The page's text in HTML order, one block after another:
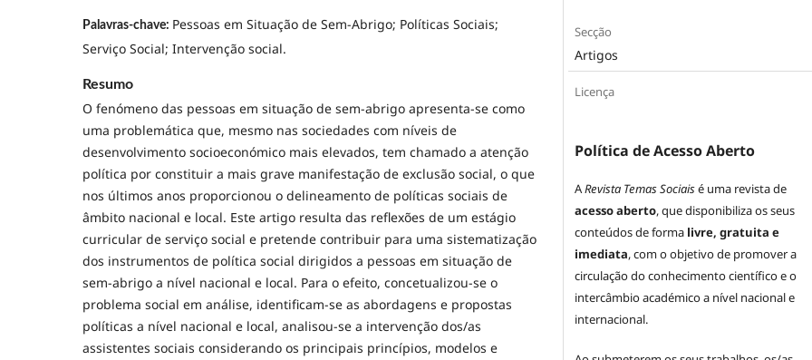
Palavras-chave: Pessoas em Situação de Sem-Abrigo; Políticas Sociais;
Serviço Social; Intervenção social.
Resumo
O fenómeno das pessoas em situação de sem-abrigo apresenta-se como
uma problemática que, mesmo nas sociedades com níveis de
desenvolvimento socioeconómico mais elevados, tem chamado a atenção
política por constituir a mais grave manifestação de exclusão social, o que
nos últimos anos proporcionou o delineamento de políticas sociais de
âmbito nacional e local. Este artigo resulta das reflexões de um estágio
curricular de serviço social e pretende contribuir para uma sistematização
dos instrumentos de política social dirigidos a pessoas em situação de
sem-abrigo a nível nacional e local. Para o efeito, concetualizou-se o
problema social em análise, identificam-se as abordagens e propostas
políticas a nível nacional e local, analisou-se a intervenção dos/as
assistentes sociais considerando os principais princípios, modelos e
Secção
Artigos
Licença
Política de Acesso Aberto
ARevista Temas Sociaisé uma revista de
acesso aberto, que disponibiliza os seus
conteúdos de forma livre, gratuita e
imediata, com o objetivo de promover a
circulação do conhecimento científico e o
intercâmbio académico a nível nacional e
internacional.